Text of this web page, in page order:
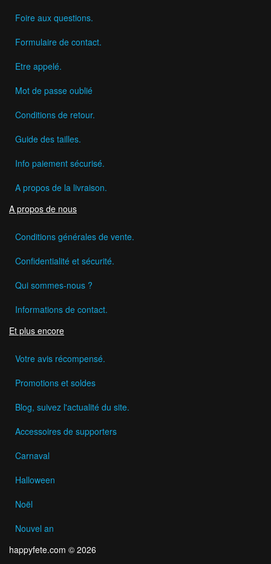
Foire aux questions.
Formulaire de contact.
Etre appelé.
Mot de passe oublié
Conditions de retour.
Guide des tailles.
Info paiement sécurisé.
A propos de la livraison.
A propos de nous
Conditions générales de vente.
Confidentialité et sécurité.
Qui sommes-nous ?
Informations de contact.
Et plus encore
Votre avis récompensé.
Promotions et soldes
Blog, suivez l'actualité du site.
Accessoires de supporters
Carnaval
Halloween
Noël
Nouvel an
happyfete.com © 2026